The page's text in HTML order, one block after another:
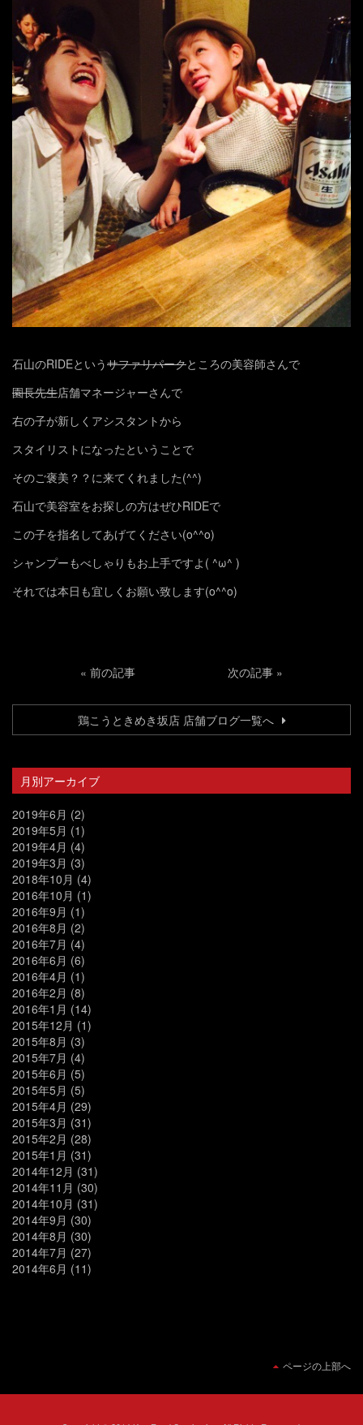
石山のRIDEというサファリパークところの美容師さんで
園長先生店舗マネージャーさんで
右の子が新しくアシスタントから
スタイリストになったということで
そのご褒美？？に来てくれました(^^)
石山で美容室をお探しの方はぜひRIDEで
この子を指名してあげてください(o^^o)
シャンプーもべしゃりもお上手ですよ( ^ω^ )
それでは本日も宜しくお願い致します(o^^o)
« 前の記事 次の記事 »
鶏こうときめき坂店 店舗ブログ一覧へ
月別アーカイブ
2019年6月 (2)
2019年5月 (1)
2019年4月 (4)
2019年3月 (3)
2018年10月 (4)
2016年10月 (1)
2016年9月 (1)
2016年8月 (2)
2016年7月 (4)
2016年6月 (6)
2016年4月 (1)
2016年2月 (8)
2016年1月 (14)
2015年12月 (1)
2015年8月 (3)
2015年7月 (4)
2015年6月 (5)
2015年5月 (5)
2015年4月 (29)
2015年3月 (31)
2015年2月 (28)
2015年1月 (31)
2014年12月 (31)
2014年11月 (30)
2014年10月 (31)
2014年9月 (30)
2014年8月 (30)
2014年7月 (27)
2014年6月 (11)
ページの上部へ